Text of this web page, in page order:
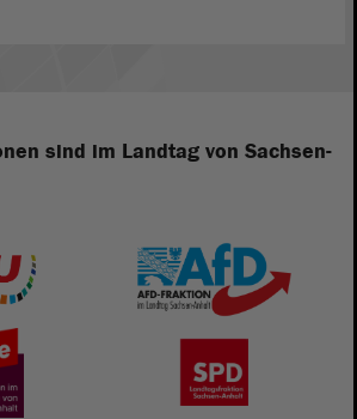
sind im Landtag von Sachsen-